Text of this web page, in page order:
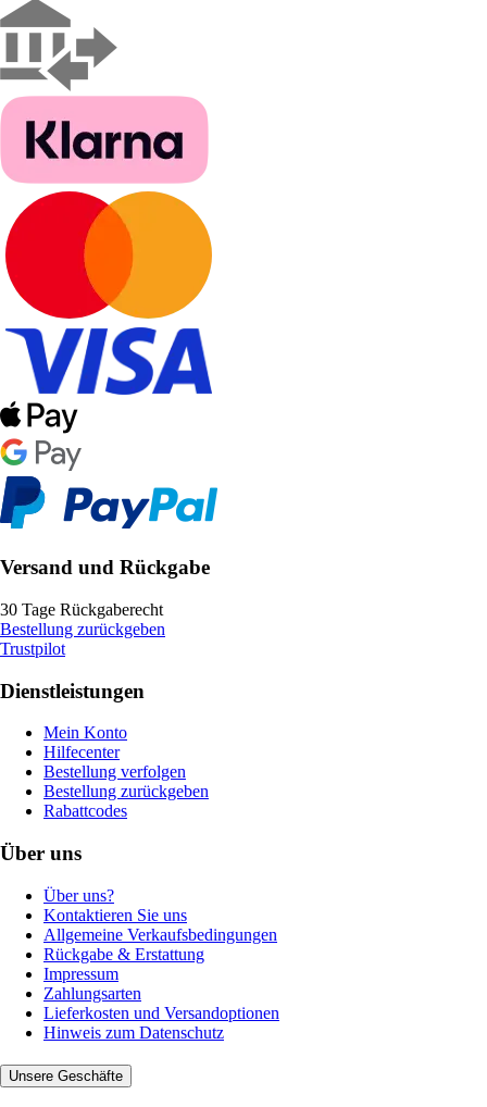
Versand und Rückgabe
30 Tage Rückgaberecht
Bestellung zurückgeben
Trustpilot
Dienstleistungen
Mein Konto
Hilfecenter
Bestellung verfolgen
Bestellung zurückgeben
Rabattcodes
Über uns
Über uns?
Kontaktieren Sie uns
Allgemeine Verkaufsbedingungen
Rückgabe & Erstattung
Impressum
Zahlungsarten
Lieferkosten und Versandoptionen
Hinweis zum Datenschutz
Unsere Geschäfte